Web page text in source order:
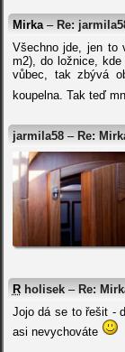
Mirka– Re:
Všechno jde, jen to
m2), do ložnice,
vůbec, tak zbývá
koupelna. Tak teď
jarmila58 – Re:
R holisek – Re:
Jojo dá se to řešit -
asi nevychováte